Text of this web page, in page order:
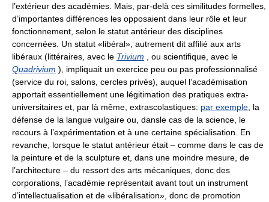
l’extérieur des académies. Mais, par-delà ces similitudes formelles,
d’importantes différences les opposaient dans leur rôle et leur
fonctionnement, selon le statut antérieur des disciplines
concernées. Un statut «libéral», autrement dit affilié aux arts
libéraux (littéraires, avec le Trivium , ou scientifique, avec le
Quadrivium ), impliquait un exercice peu ou pas professionnalisé
(service du roi, salons, cercles privés), auquel l’académisation
apportait essentiellement une légitimation des pratiques extra-
universitaires et, par là même, extrascolastiques: par exemple , la
défense de la langue vulgaire ou, dansle cas de la science, le
recours à l’expérimentation et à une certaine spécialisation. En
revanche, lorsque le statut antérieur était – comme dans le cas de
la peinture et de la sculpture et, dans une moindre mesure, de
l’architecture – du ressort des arts mécaniques, donc des
corporations, l’académie représentait avant tout un instrument
d’intellectualisation et de «libéralisation», donc de promotion